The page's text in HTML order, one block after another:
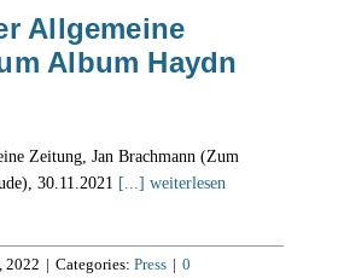
Allgemeine
Album Haydn
Zeitung, Jan Brachmann (Zum
30.11.2021 [...] weiterlesen
2022 | Categories:Press | 0